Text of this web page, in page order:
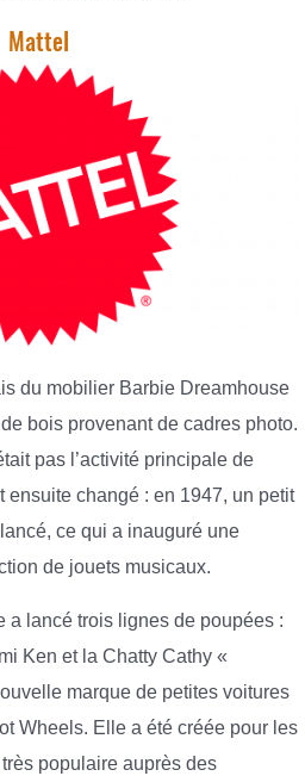
Mattel
du mobilier Barbie Dreamhouse
bois provenant de cadres photo.
pas l’activité principale de
ensuite changé : en 1947, un petit
ce qui a inauguré une
de jouets musicaux.
a lancé trois lignes de poupées :
Ken et la Chatty Cathy «
marque de petites voitures
Wheels. Elle a été créée pour les
populaire auprès des